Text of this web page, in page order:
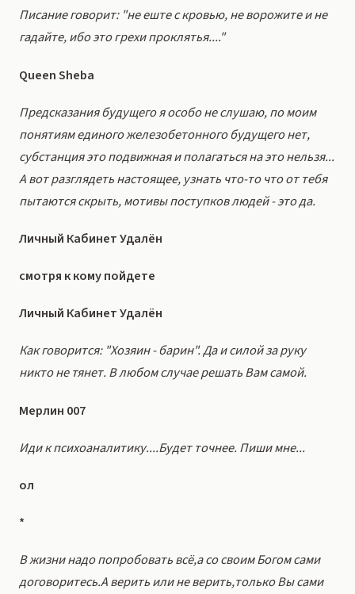
Писание говорит: "не еште с кровью, не ворожите и не
гадайте, ибо это грехи проклятья...."
Queen Sheba
Предсказания будущего я особо не слушаю, по моим
понятиям единого железобетонного будущего нет,
субстанция это подвижная и полагаться на это нельзя...
А вот разглядеть настоящее, узнать что-то что от тебя
пытаются скрыть, мотивы поступков людей - это да.
Личный Кабинет Удалён
смотря к кому пойдете
Личный Кабинет Удалён
Как говорится: "Хозяин - барин". Да и силой за руку
никто не тянет. В любом случае решать Вам самой.
Мерлин 007
Иди к психоаналитику....Будет точнее. Пиши мне...
ол
*
В жизни надо попробовать всё,а со своим Богом сами
договоритесь.А верить или не верить,только Вы сами